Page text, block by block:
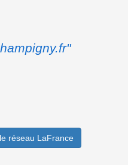
réseau LaFrance